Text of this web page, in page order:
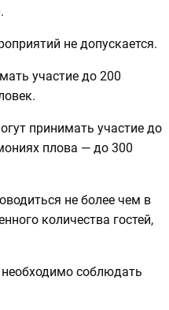
не допускается.
участие до 200
принимать участие до
плова — до 300
не более чем в
количества гостей,
соблюдать